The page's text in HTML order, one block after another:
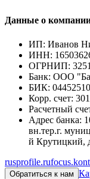
Данные о
ИП: Иванов
ИНН:
ОГРНИП:
Банк: ООО
БИК:
Корр. счет:
Расчетный
Адрес банка:
вн.тер.г.
й Крутицкий,
rusprofile.ru
Обратиться к нам